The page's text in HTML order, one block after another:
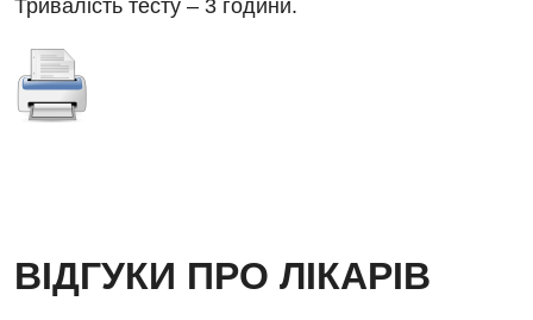
Кардіологія
Мамологія
Онкологічне відділлення
Тривалість тесту – 3 години.
ВІДГУКИ ПРО ЛІКАРІВ